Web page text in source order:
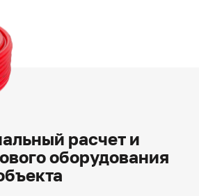
расчет и
оборудования